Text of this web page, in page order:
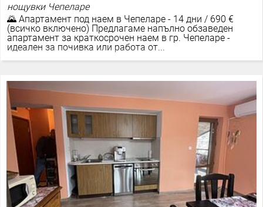
нощувки Чепеларе
🌄 Апартамент под наем в Чепеларе - 14 дни / 690 €
(всичко включено) Предлагаме напълно обзаведен
апартамент за краткосрочен наем в гр. Чепеларе -
идеален за почивка или работа от...